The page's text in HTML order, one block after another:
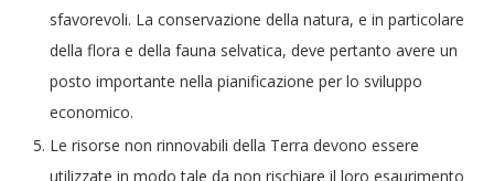
sfavorevoli. La conservazione della natura, e in particolare
della flora e della fauna selvatica, deve pertanto avere un
posto importante nella pianificazione per lo sviluppo
economico.
Le risorse non rinnovabili della Terra devono essere
utilizzate in modo tale da non rischiare il loro esaurimento